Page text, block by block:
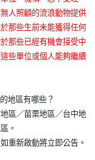
人照顧的流浪動物提供
那些生前未能獲得任何
那些已經有機會接受中
些單位或個人能夠繼續
地區有哪些？
區／苗栗地區／台中地
。
重新啟動將立即公告。